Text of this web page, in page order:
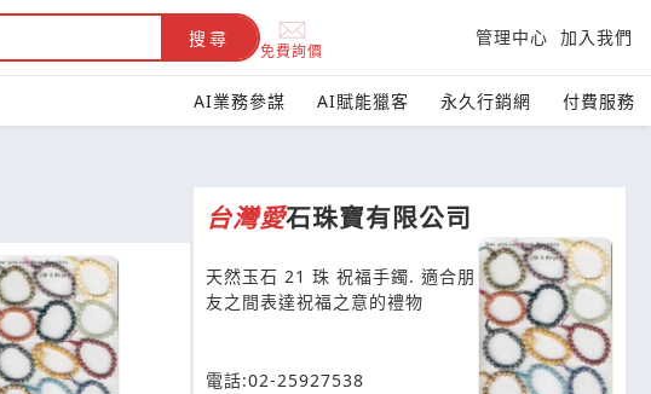
搜尋
免費詢價
管理中心 加入我們
AI業務參謀 AI賦能獵客 永久行銷網 付費服務
台灣愛石珠寶有限公司
天然玉石 21 珠 祝福手鐲. 適合朋
友之間表達祝福之意的禮物
電話:02-25927538